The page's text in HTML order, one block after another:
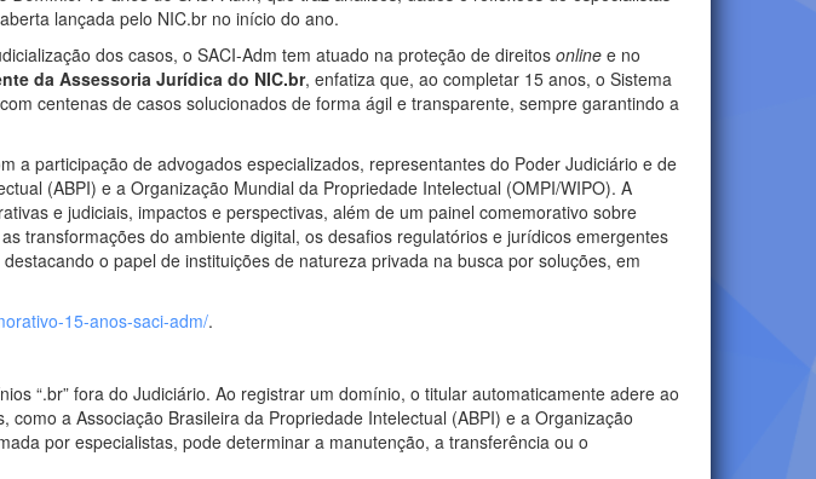
lançada pelo NIC.br no início do ano.
dos casos, o SACI-Adm tem atuado na proteção de direitos online e no
da Assessoria Jurídica do NIC.br, enfatiza que, ao completar 15 anos, o Sistema
centenas de casos solucionados de forma ágil e transparente, sempre garantindo a
a participação de advogados especializados, representantes do Poder Judiciário e de
(ABPI) e a Organização Mundial da Propriedade Intelectual (OMPI/WIPO). A
e judiciais, impactos e perspectivas, além de um painel comemorativo sobre
transformações do ambiente digital, os desafios regulatórios e jurídicos emergentes
o papel de instituições de natureza privada na busca por soluções, em
15-anos-saci-adm/.
“.br” fora do Judiciário. Ao registrar um domínio, o titular automaticamente adere ao
a Associação Brasileira da Propriedade Intelectual (ABPI) e a Organização
por especialistas, pode determinar a manutenção, a transferência ou o